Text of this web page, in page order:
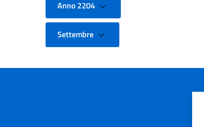
Anno 2204
Settembre